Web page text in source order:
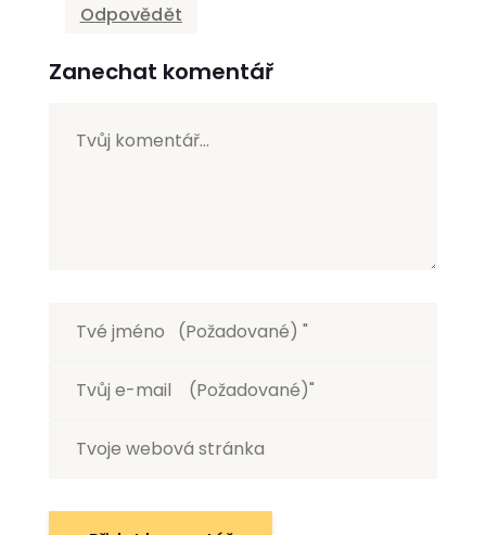
Odpovědět
Zanechat komentář